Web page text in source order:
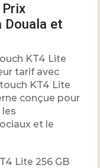
Douala et
KT4 Lite
tarif avec
KT4 Lite
conçue pour
les
et le
Lite 256 GB